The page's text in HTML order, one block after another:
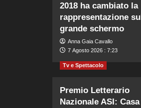
2018 ha cambiato la
rappresentazione sul
grande schermo
Anna Gaia Cavallo
7 Agosto 2026 : 7:23
Tv e Spettacolo
Premio Letterario
Nazionale ASI: Casa